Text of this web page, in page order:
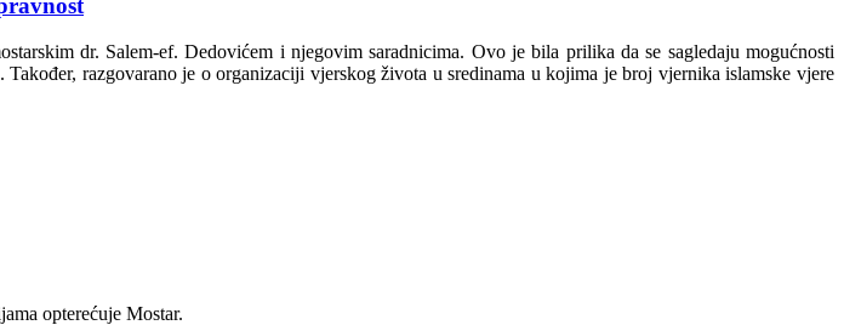
dr. Salem-ef. Dedovićem i njegovim saradnicima. Ovo je bila prilika da se sagledaju mogućnosti
razgovarano je o organizaciji vjerskog života u sredinama u kojima je broj vjernika islamske vjere
opterećuje Mostar.